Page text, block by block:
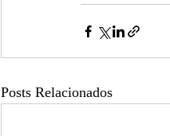
Posts Relacionados